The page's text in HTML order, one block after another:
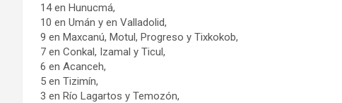
14 en Hunucmá,
10 en Umán y en Valladolid,
9 en Maxcanú, Motul, Progreso y Tixkokob,
7 en Conkal, Izamal y Ticul,
6 en Acanceh,
5 en Tizimín,
3 en Río Lagartos y Temozón,